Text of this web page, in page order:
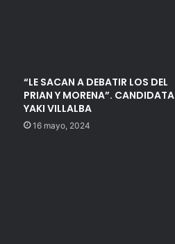
“LE SACAN A DEBATIR LOS DEL
PRIAN Y MORENA”. CANDIDATA
YAKI VILLALBA
16 mayo, 2024